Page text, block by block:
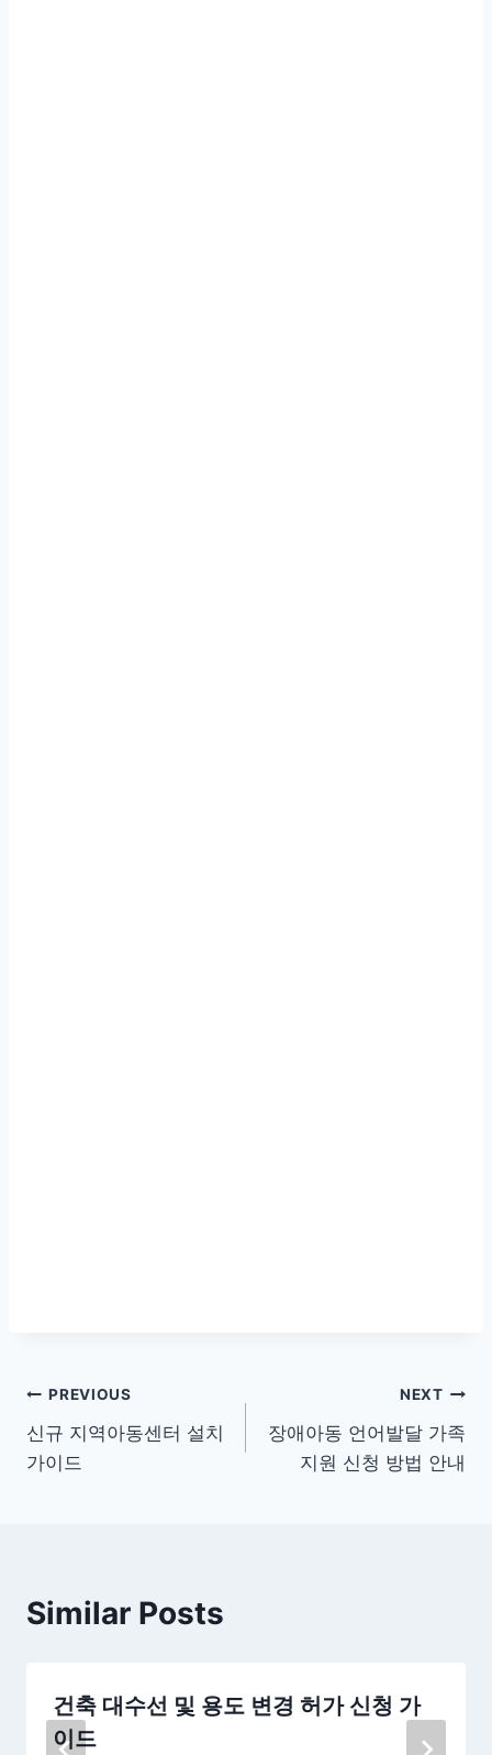
글
탐
PREVIOUS
신규 지역아동센터 설치
가이드
NEXT
장애아동 언어발달 가족
지원 신청 방법 안내
Similar Posts
건축 대수선 및 용도 변경 허가 신청 가
이드